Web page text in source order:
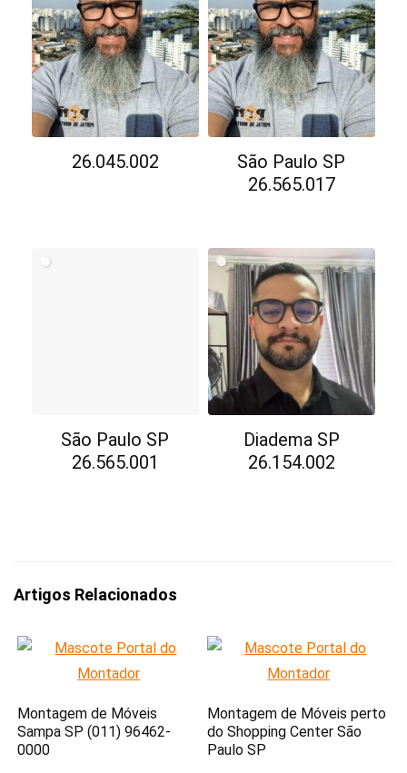
26.045.002
São Paulo SP
26.565.017
São Paulo SP
26.565.001
Diadema SP
26.154.002
Artigos Relacionados
Montagem de Móveis
Sampa SP (011) 96462-
0000
Montagem de Móveis perto
do Shopping Center São
Paulo SP